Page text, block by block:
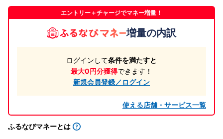
エントリー＋チャージでマネー増量！
増量の内訳
ログインして条件を満たすと
最大0円分獲得できます！
新規会員登録／ログイン
使える店舗・サービス一覧
ふるなびマネーとは